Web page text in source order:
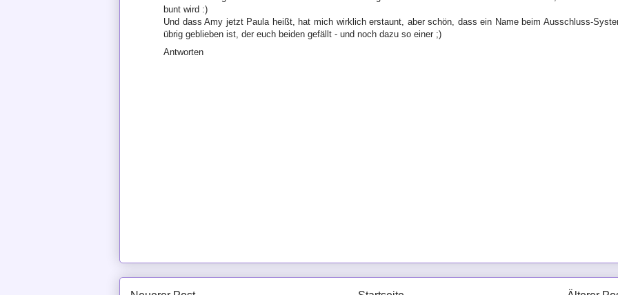
bunt wird :)
Und dass Amy jetzt Paula heißt, hat mich wirklich erstaunt, aber schön, dass ein Name beim Ausschluss-
übrig geblieben ist, der euch beiden gefällt - und noch dazu so einer ;)
Antworten